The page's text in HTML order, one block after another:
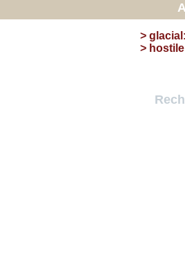
> glacial :
> hostile